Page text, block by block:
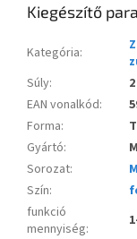
Kiegészítő
Kategória:
Súly:
EAN vonalkód:
Forma:
Gyártó:
Sorozat:
Szín:
funkció
mennyiség: